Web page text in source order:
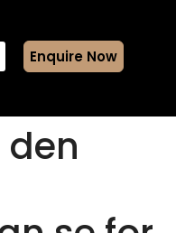
Enquire Now
den